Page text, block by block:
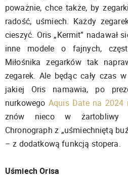
poważnie, chce także, by
radość, uśmiech. Każdy
cieszyć. Oris „Kermit” nadawał
inne modele o fajnych,
Miłośnika zegarków tak
zegarek. Ale będąc cały czas
jakiej Oris namawia, po
nurkowego Aquis Date na 2024
znów nieco w żartobliwy
Chronograph z „uśmiechniętą
– z dodatkową funkcją stopera.
Uśmiech Orisa